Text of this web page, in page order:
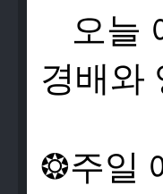
오늘
경배와
❂주일